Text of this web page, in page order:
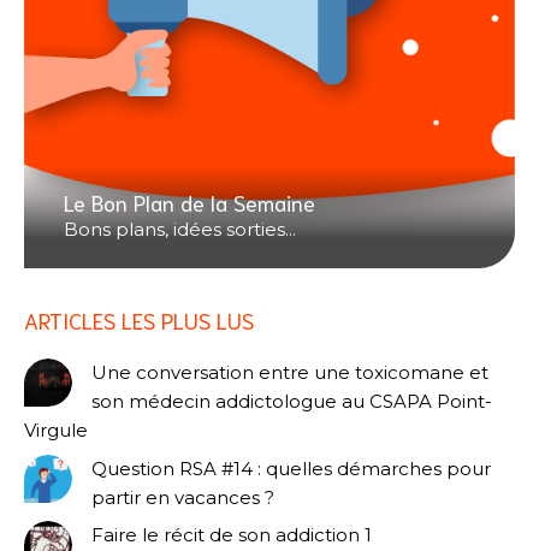
Le Bon Plan de la Semaine
Bons plans, idées sorties...
ARTICLES LES PLUS LUS
Une conversation entre une toxicomane et
son médecin addictologue au CSAPA Point-
Virgule
Question RSA #14 : quelles démarches pour
partir en vacances ?
Faire le récit de son addiction 1